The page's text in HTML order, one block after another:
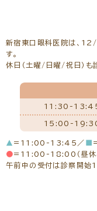
平成13年 熊本大学
平成14年 京都大学
平成14年 島田市立
平成20年 高松赤十
平成26年10月～新宿
平成27年9月 新宿
掲載インタビュー
※初めての方でもご予約可
網膜・
新宿東口眼科医院は、
す。
休日（土曜/日曜/祝日）も
11:30-
15:00-
▲ =11:00-13:45／ ■
●=11:00-18:00（昼休
午前中の受付は診察開始